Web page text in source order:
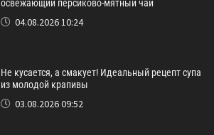
освежающий персиково-мятный чай
04.08.2026 10:24
Не кусается, а смакует! Идеальный рецепт супа
из молодой крапивы
03.08.2026 09:52